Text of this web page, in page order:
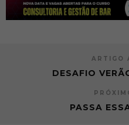
ARTIGO
DESAFIO
PASSA